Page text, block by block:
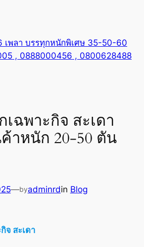
เพลา บรรทุกหนักพิเศษ 35-50-60
, 0888000456 , 0800628488
ฉพาะกิจ สะเดา
าหนัก 20-50 ตัน
—byadminrdin Blog
จ สะเดา